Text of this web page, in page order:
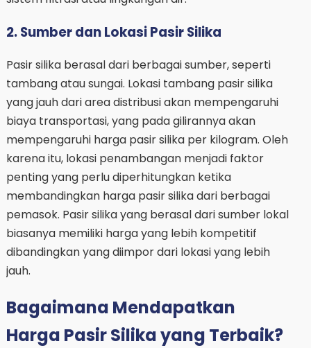
2. Sumber dan Lokasi Pasir Silika
Pasir silika berasal dari berbagai sumber, seperti
tambang atau sungai. Lokasi tambang pasir silika
yang jauh dari area distribusi akan mempengaruhi
biaya transportasi, yang pada gilirannya akan
mempengaruhi harga pasir silika per kilogram. Oleh
karena itu, lokasi penambangan menjadi faktor
penting yang perlu diperhitungkan ketika
membandingkan harga pasir silika dari berbagai
pemasok. Pasir silika yang berasal dari sumber lokal
biasanya memiliki harga yang lebih kompetitif
dibandingkan yang diimpor dari lokasi yang lebih
jauh.
Bagaimana Mendapatkan
Harga Pasir Silika yang Terbaik?